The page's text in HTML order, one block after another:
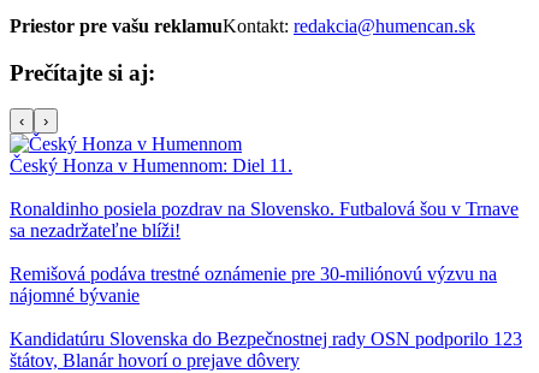
Priestor pre vašu reklamuKontakt: redakcia@humencan.sk
Prečítajte si aj:
‹ ›
Český Honza v Humennom: Diel 11.
Ronaldinho posiela pozdrav na Slovensko. Futbalová šou v Trnave
sa nezadržateľne blíži!
Remišová podáva trestné oznámenie pre 30-miliónovú výzvu na
nájomné bývanie
Kandidatúru Slovenska do Bezpečnostnej rady OSN podporilo 123
štátov, Blanár hovorí o prejave dôvery